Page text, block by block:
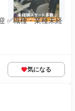
✅職種・業種未経
気になる